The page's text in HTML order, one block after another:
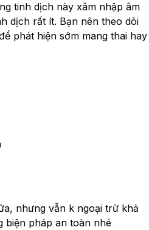
tinh dịch này xâm nhập âm
dịch rất ít. Bạn nên theo dõi
phát hiện sớm mang thai hay
nhưng vẫn k ngoại trừ khả
biện pháp an toàn nhé